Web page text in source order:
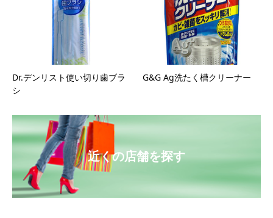
Dr.デンリスト使い切り歯ブラ
シ
G&G Ag洗たく槽クリーナー
近くの店舗を探す